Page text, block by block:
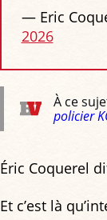
— Eric
2026
À ce
policier
Éric Coquerel
Et c’est là